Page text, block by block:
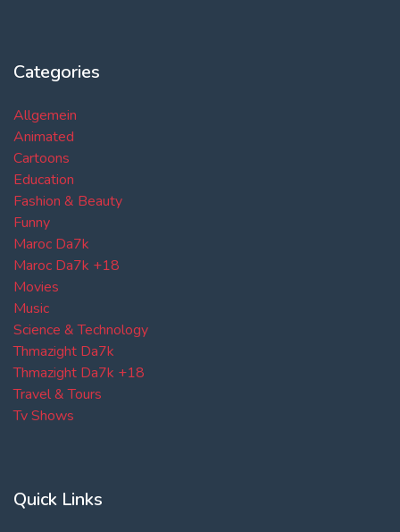
Categories
Allgemein
Animated
Cartoons
Education
Fashion & Beauty
Funny
Maroc Da7k
Maroc Da7k +18
Movies
Music
Science & Technology
Thmazight Da7k
Thmazight Da7k +18
Travel & Tours
Tv Shows
Quick Links